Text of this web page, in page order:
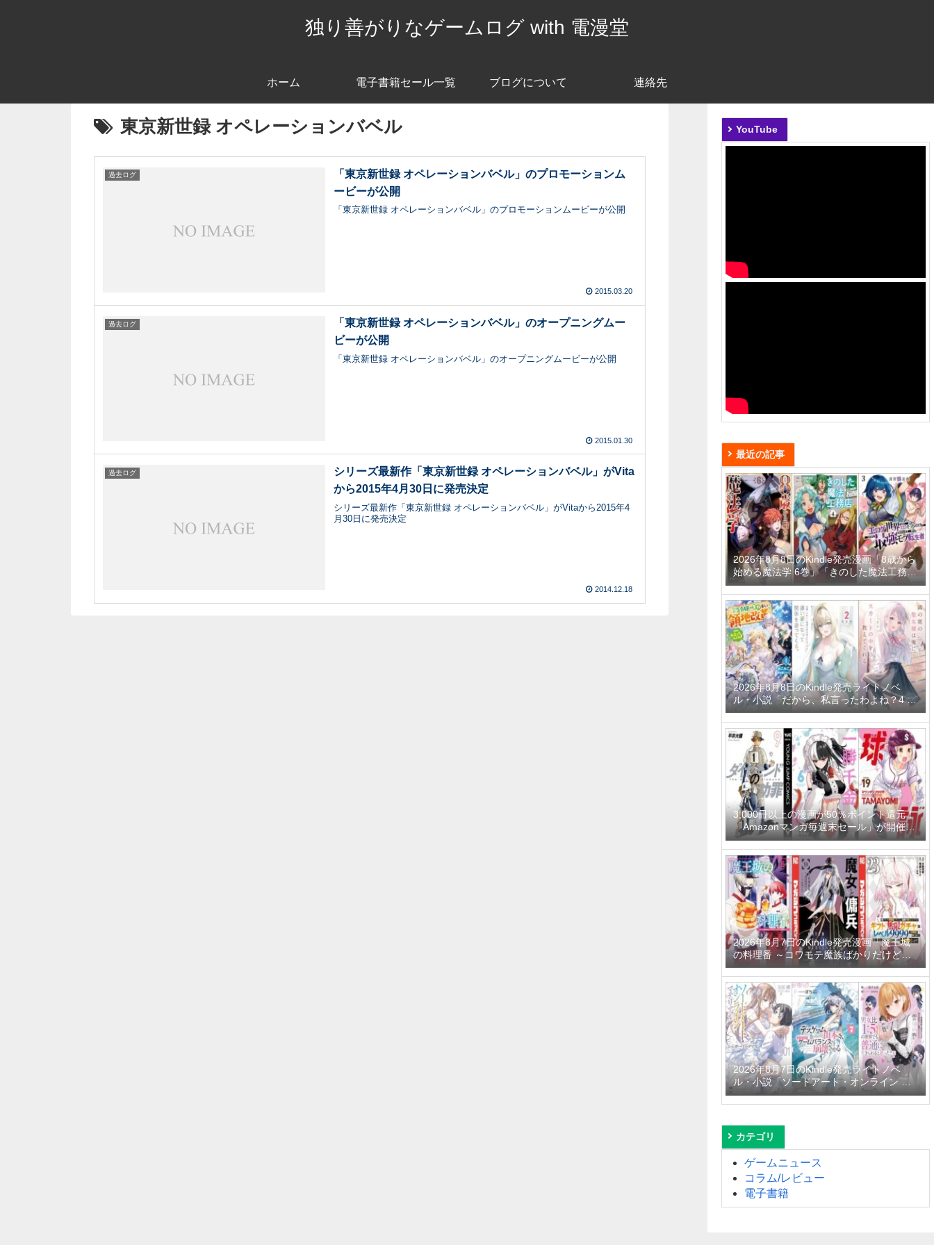
独り善がりなゲームログ with 電漫堂
ホーム 電子書籍セール一覧 ブログについて 連絡先
東京新世録 オペレーションバベル
過去ログ
「東京新世録 オペレーションバベル」のプロモーションム
ービーが公開
「東京新世録 オペレーションバベル」のプロモーションムービーが公開
2015.03.20
過去ログ
「東京新世録 オペレーションバベル」のオープニングムー
ビーが公開
「東京新世録 オペレーションバベル」のオープニングムービーが公開
2015.01.30
過去ログ
シリーズ最新作「東京新世録 オペレーションバベル」がVita
から2015年4月30日に発売決定
シリーズ最新作「東京新世録 オペレーションバベル」がVitaから2015年4
月30日に発売決定
2014.12.18
YouTube
最近の記事
2026年8月8日のKindle発売漫画「8歳から
始める魔法学 6巻」「きのした魔法工務店
異世界工法で最強の家づくりを 4巻」「迷
宮狂走曲 3 ～エロゲ世界なのにエロそっ
ちのけでひたすら最強を目指すモブ転生者
～」など
2026年8月8日のKindle発売ライトノベ
ル・小説「だから、私言ったわよね？4 ～
没落令嬢の案外楽しい領地改革～」「学園
一かわいい後輩の命の恩人になったら、通
い妻になって関係を迫ってくる。 2巻」
「隣の席の聖女様は俺にこっそりスカート
の中を教えてくれる」など
3,000冊以上の漫画が50％ポイント還元！
「Amazonマンガ毎週末セール」が開催
中、終了予定日は8月9日！
2026年8月7日のKindle発売漫画「魔王城
の料理番 ～コワモテ魔族ばかりだけど、
ホワイトな職場です～ 6巻」「魔女と傭兵
9巻」「信じていた仲間達にダンジョン奥
地で殺されかけたがギフト『無限ガチャ』
でレベル9999の仲間達を手に入れて元パ
ーティーメンバーと世界に復讐＆『ざま
ぁ！』します！ 23巻」など
2026年8月7日のKindle発売ライトノベ
ル・小説「ソードアート・オンライン マ
テリアル1 シュガーリィ・デイズ」「デス
ゲームに巻き込まれた山本さん、気ままに
比1：5の世界でも普通に生きられると思
った？6 ～激重感情な彼女たちが無自覚男
子に翻弄されたら～」など
カテゴリ
ゲームニュース
コラム/レビュー
電子書籍